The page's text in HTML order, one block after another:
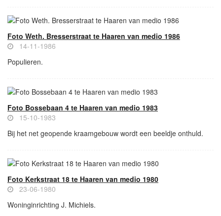
Foto Weth. Bresserstraat te Haaren van medio 1986
14-11-1986
Populieren.
Foto Bossebaan 4 te Haaren van medio 1983
15-10-1983
Bij het net geopende kraamgebouw wordt een beeldje onthuld.
Foto Kerkstraat 18 te Haaren van medio 1980
23-06-1980
Woninginrichting J. Michiels.